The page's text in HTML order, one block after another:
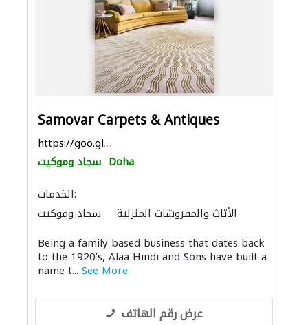
Samovar Carpets & Antiques
https://goo.gl/maps/pGSxAJCAtg12K2DU9
سجاد وموكيت Doha
الخدمات:
سجاد وموكيت
الأثاث والمفروشات المنزلية
Being a family based business that dates back
to the 1920’s, Alaa Hindi and Sons have built a
name t... See More
عرض رقم الهاتف